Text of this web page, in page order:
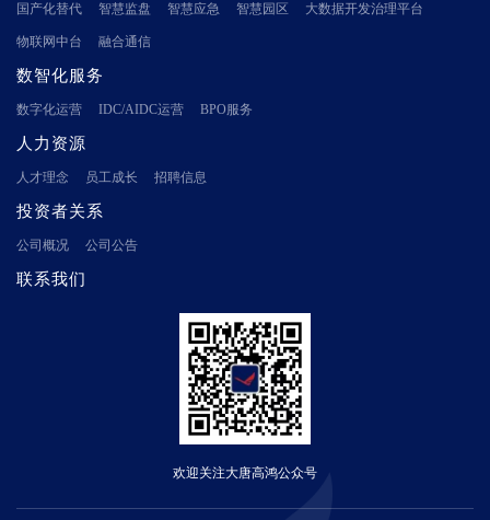
国产化替代 智慧监盘 智慧应急 智慧园区 大数据开发治理平台
物联网中台 融合通信
数智化服务
数字化运营 IDC/AIDC运营 BPO服务
人力资源
人才理念 员工成长 招聘信息
投资者关系
公司概况 公司公告
联系我们
欢迎关注大唐高鸿公众号